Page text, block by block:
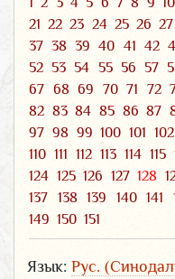
21 22 23 24 25 26 27
37 38 39 40 41 42
52 53 54 55 56 57
67 68 69 70 71 72
82 83 84 85 86 87
97 98 99 100 101 102
110 111 112 113 114 115
124 125 126 127 128
137
138 139 140 141
149 150 151
Язык: Рус.